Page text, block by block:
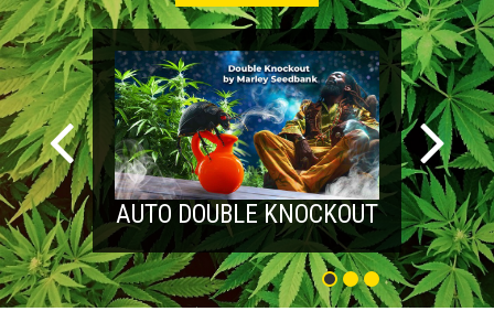
AUTO DOUBLE KNOCKOUT